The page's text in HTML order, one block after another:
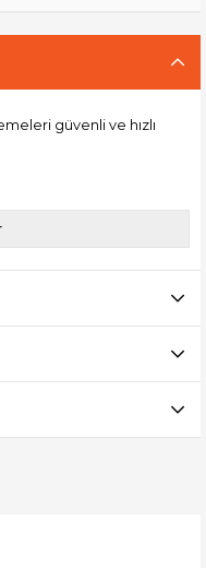
güvenli ve hızlı